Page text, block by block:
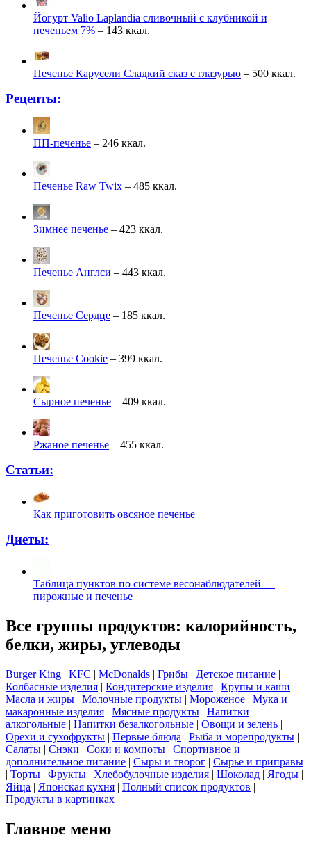
Йогурт Valio Laplandia сливочный с клубникой и
печеньем 7% – 143 ккал.
Печенье Карусели Сладкий сказ с глазурью – 500 ккал.
Рецепты:
ПП-печенье – 246 ккал.
Печенье Raw Twix – 485 ккал.
Зимнее печенье – 423 ккал.
Печенье Англси – 443 ккал.
Печенье Сердце – 185 ккал.
Печенье Cookie – 399 ккал.
Сырное печенье – 409 ккал.
Ржаное печенье – 455 ккал.
Статьи:
Как приготовить овсяное печенье
Диеты:
Таблица пунктов по системе весонаблюдателей —
пирожные и печенье
Все группы продуктов: калорийность,
белки, жиры, углеводы
Burger King | KFC | McDonalds | Грибы | Детское питание |
Колбасные изделия | Кондитерские изделия | Крупы и каши |
Масла и жиры | Молочные продукты | Мороженое | Мука и
макаронные изделия | Мясные продукты | Напитки
алкогольные | Напитки безалкогольные | Овощи и зелень |
Орехи и сухофрукты | Первые блюда | Рыба и морепродукты |
Салаты | Снэки | Соки и компоты | Спортивное и
дополнительное питание | Сыры и творог | Сырье и приправы
| Торты | Фрукты | Хлебобулочные изделия | Шоколад | Ягоды |
Яйца | Японская кухня | Полный список продуктов |
Продукты в картинках
Главное меню